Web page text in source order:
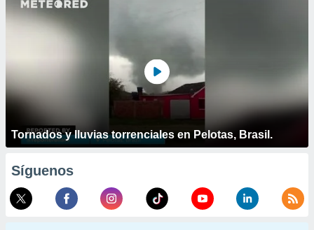
Tornados y lluvias torrenciales en Pelotas, Brasil.
Síguenos